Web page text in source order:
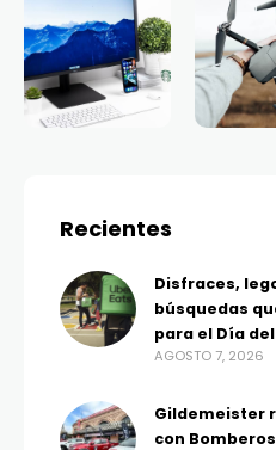
Recientes
Disfraces,
búsquedas
para el Día
AGOSTO 7, 2026
Gildemeister
con